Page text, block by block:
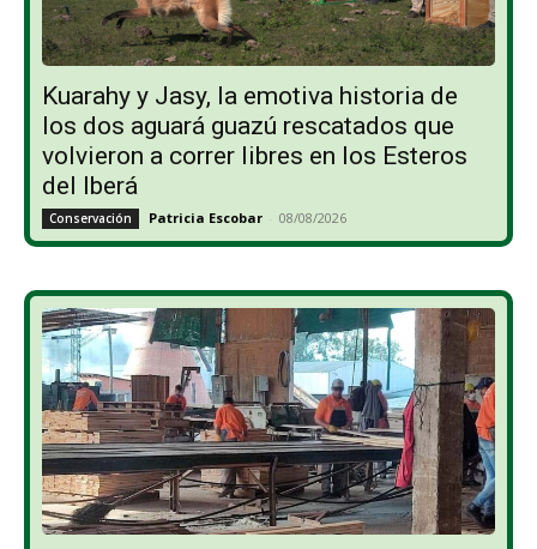
Kuarahy y Jasy, la emotiva historia de
los dos aguará guazú rescatados que
volvieron a correr libres en los Esteros
del Iberá
Conservación Patricia Escobar - 08/08/2026